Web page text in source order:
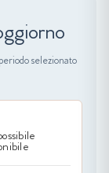
selezionato